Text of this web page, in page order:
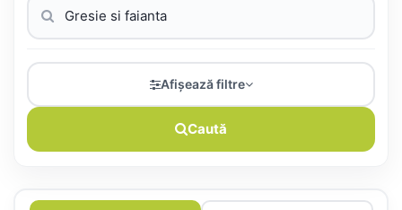
Afișează filtre
Caută